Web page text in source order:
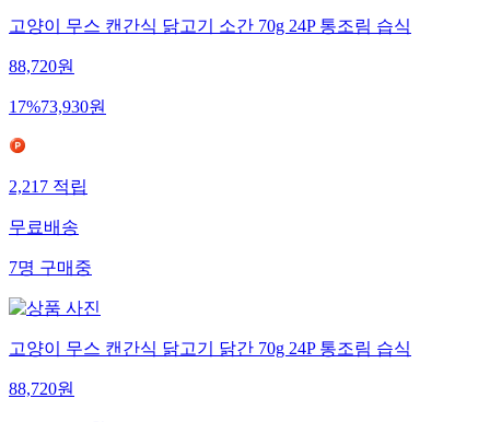
고양이 무스 캔간식 닭고기 소간 70g 24P 통조림 습식
88,720원
17%73,930원
2,217적립
무료배송
7명구매중
고양이 무스 캔간식 닭고기 닭간 70g 24P 통조림 습식
88,720원